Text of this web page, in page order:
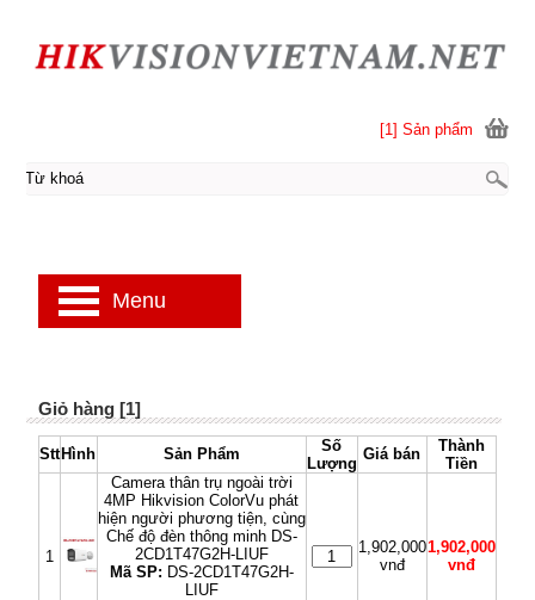
Giỏ hàng [1]
Stt Hình Sản Phẩm
Số
Lượng
Giá bán
Thành
Tiền
1
Camera thân trụ ngoài trời
4MP Hikvision ColorVu phát
hiện người phương tiện, cùng
Chế độ đèn thông minh DS-
2CD1T47G2H-LIUF
Mã SP: DS-2CD1T47G2H-
LIUF
1,902,000
vnđ
1,902,000
vnđ
[1] Sản phẩm
Menu